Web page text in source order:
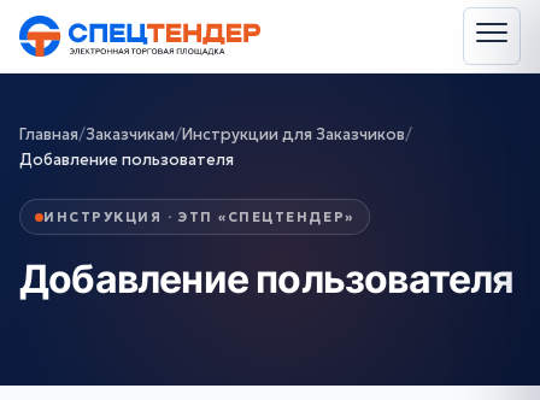
Главная/Заказчикам/Инструкции для Заказчиков/
Добавление пользователя
ИНСТРУКЦИЯ · ЭТП «СПЕЦТЕНДЕР»
Добавление пользователя